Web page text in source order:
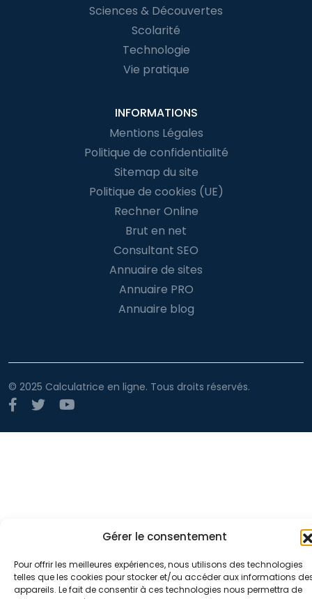
Gérer le consentement
Pour offrir les meilleures expériences, nous utilisons des technologies
telles que les cookies pour stocker et/ou accéder aux informations
appareils. Le fait de consentir à ces technologies nous permettra de
Sciences & Découvertes
Scolarité
Technologie
Vie pratique
INFORMATIONS
Mentions Légales
Politique de confidentialité
Sitemap du site
Politique de cookies (UE)
Rechner Online
Brut en net
Consultant SEO
Annuaire de sites
Annuaire PRO
Annuaire blog
© 2025 Calculatrice en ligne. Tous droits réservés.